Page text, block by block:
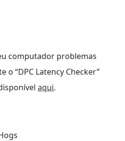
computador problemas
o “DPC Latency Checker”
aqui.